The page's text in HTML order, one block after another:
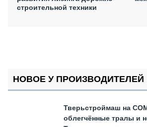
строительной техники
НОВОЕ У ПРОИЗВОДИТЕЛЕЙ
Тверьстроймаш на
облегчённые тралы и